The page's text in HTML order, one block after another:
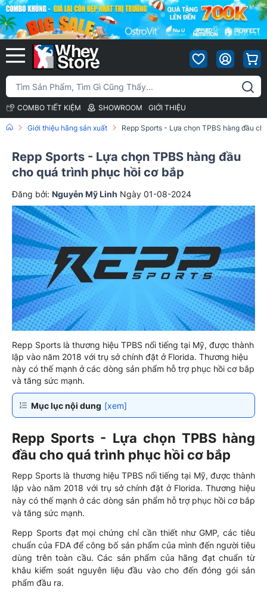
COMBO TIẾT KIỆM SHOWROOM GIỚI THIỆU
Giới thiệu hãng sản xuất Repp Sports - Lựa chọn TPBS hàng đầu
Repp Sports - Lựa chọn TPBS hàng đầu
cho quá trình phục hồi cơ bắp
Đăng bởi: Nguyễn Mỹ Linh Ngày 01-08-2024
Repp Sports là thương hiệu TPBS nổi tiếng tại Mỹ, được thành
lập vào năm 2018 với trụ sở chính đặt ở Florida. Thương hiệu
này có thế mạnh ở các dòng sản phẩm hỗ trợ phục hồi cơ bắp
và tăng sức mạnh.
Mục lục nội dung [xem]
Repp Sports - Lựa chọn TPBS hàng
đầu cho quá trình phục hồi cơ bắp
Repp Sports là thương hiệu TPBS nổi tiếng tại Mỹ, được thành
lập vào năm 2018 với trụ sở chính đặt ở Florida. Thương hiệu
này có thế mạnh ở các dòng sản phẩm hỗ trợ phục hồi cơ bắp
và tăng sức mạnh.
Repp Sports đạt mọi chứng chỉ cần thiết như GMP, các tiêu
chuẩn của FDA để công bố sản phẩm của mình đến người tiêu
dùng trên toàn cầu. Các sản phẩm của hãng đạt chuẩn từ
khâu kiểm soát nguyên liệu đầu vào cho đến đóng gói sản
phẩm đầu ra.